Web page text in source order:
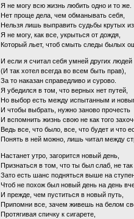
Я не могу всю жизнь любить одно и то же.
Нет проще дела, чем обманывать себя,
Нельзя лишь выправить судьбы крутых
Я не могу, как все, укрыться от дождя,
Который льет, чтоб смыть следы былых
И если я считал себя умней других людей
(И так хотел всегда во всем быть прав),
За то наказан справедливо и сурово.
Я убедился в том, что верных нет путей,
Но выбор есть между испытанным и
И чтобы выбрать, нужно заново прочесть
И вспомнить жизнь свою не как того
Ведь все, что было, все, что будет и что
Понять в ней можно, лишь читал между
Настанет утро, загорится новый день,
Признаться в том, что ты был слаб, не
Зато есть шанс подняться выше на
Чтоб не похож был новый день на день
И прежде, чем пуститься в новый путь,
Припомни все, зачем живешь на белом
Протягивая спичку к сигарете,